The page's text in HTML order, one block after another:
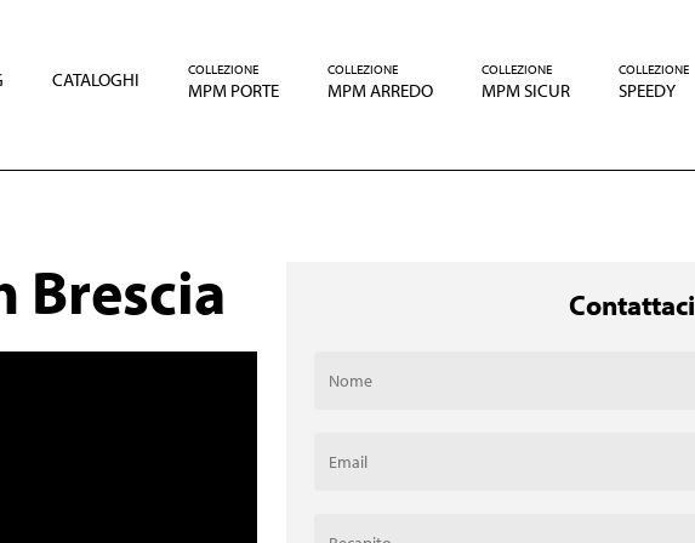
CATALOGHI COLLEZIONE
MPM PORTE
COLLEZIONE
MPM ARREDO
COLLEZIONE
MPM SICUR
COLLEZIONE
SPEEDY
Brescia Contattaci